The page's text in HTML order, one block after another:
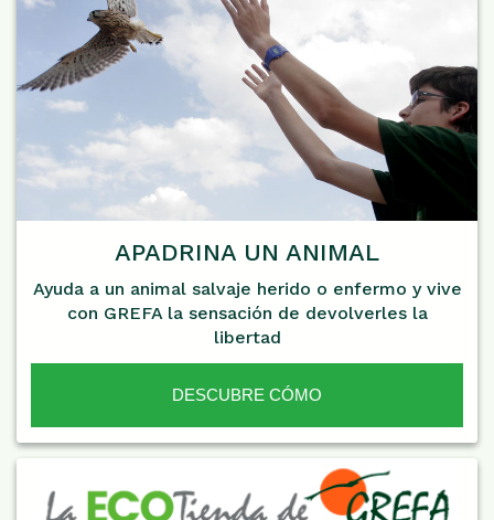
APADRINA UN ANIMAL
Ayuda a un animal salvaje herido o enfermo y vive
con GREFA la sensación de devolverles la
libertad
DESCUBRE CÓMO